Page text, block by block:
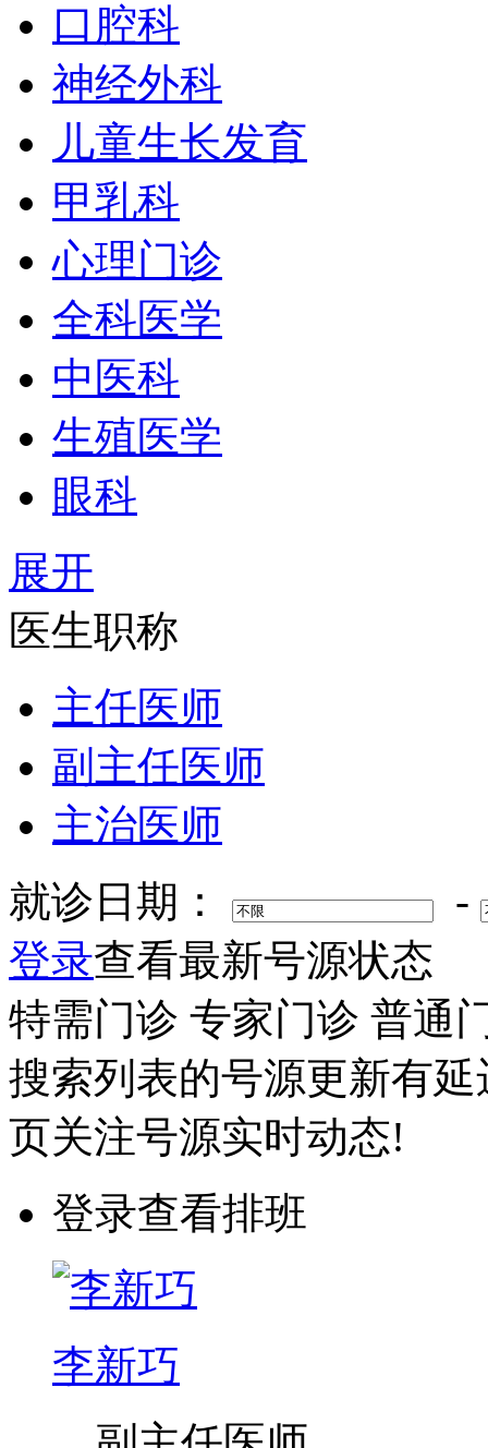
口腔科
神经外科
儿童生长发育
甲乳科
心理门诊
全科医学
中医科
生殖医学
眼科
展开
医生职称
主任医师
副主任医师
主治医师
就诊日期：
-
登录查看最新号源状态
特需门诊 专家门诊 普通
搜索列表的号源更新有
页关注号源实时动态!
登录查看排班
李新巧
副主任医师